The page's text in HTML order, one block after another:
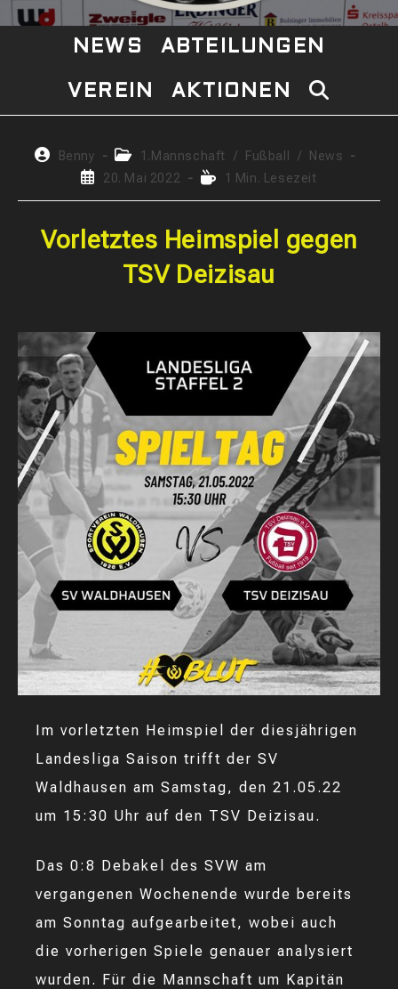
NEWS ABTEILUNGEN
VEREIN AKTIONEN WEBSITE-
Beitrags-
Benny
Beitrags-
Kategorie:
1.Mannschaft / Fußball /
News
Beitrag20. Mai 2022 Lesedauer:
1 Min. Lesezeit
Vorletztes Heimspiel gegen
TSV Deizisau
Im vorletzten Heimspiel der diesjährigen
Landesliga Saison trifft der SV
Waldhausen am Samstag, den 21.05.22
um 15:30 Uhr auf den TSV Deizisau.
Das 0:8 Debakel des SVW am
vergangenen Wochenende wurde bereits
am Sonntag aufgearbeitet, wobei auch
die vorherigen Spiele genauer analysiert
wurden. Für die Mannschaft um Kapitän